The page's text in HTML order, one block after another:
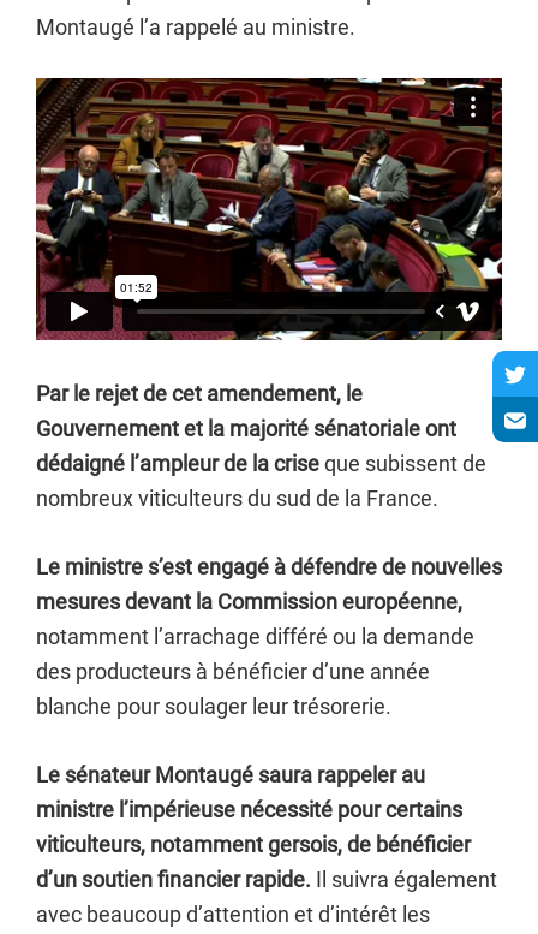
Montaugé l’a rappelé au ministre.
Par le rejet de cet amendement, le
Gouvernement et la majorité sénatoriale ont
dédaigné l’ampleur de la criseque subissent de
nombreux viticulteurs du sud de la France.
Le ministre s’est engagé à défendre de nouvelles
mesures devant la Commission européenne,
notamment l’arrachage différé ou la demande
des producteurs à bénéficier d’une année
blanche pour soulager leur trésorerie.
Le sénateur Montaugé saura rappeler au
ministre l’impérieuse nécessité pour certains
viticulteurs, notamment gersois, de bénéficier
d’un soutien financier rapide. Il suivra également
avec beaucoup d’attention et d’intérêt les